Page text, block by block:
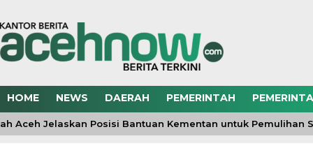
HOME NEWS DAERAH PEMERINTAH
Aceh Jelaskan Posisi Bantuan Kementan untuk Pemulihan